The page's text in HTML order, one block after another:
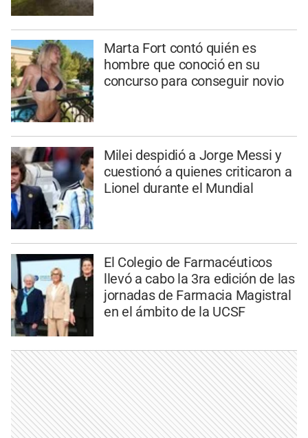
Marta Fort contó quién es
hombre que conoció en su
concurso para conseguir novio
Milei despidió a Jorge Messi y
cuestionó a quienes criticaron a
Lionel durante el Mundial
El Colegio de Farmacéuticos
llevó a cabo la 3ra edición de las
jornadas de Farmacia Magistral
en el ámbito de la UCSF